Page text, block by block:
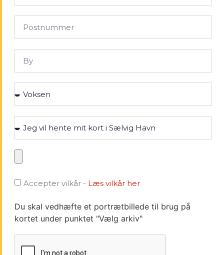
Accepter vilkår - Læs vilkår her
Du skal vedhæfte et portrætbillede til brug på
kortet under punktet "Vælg arkiv"